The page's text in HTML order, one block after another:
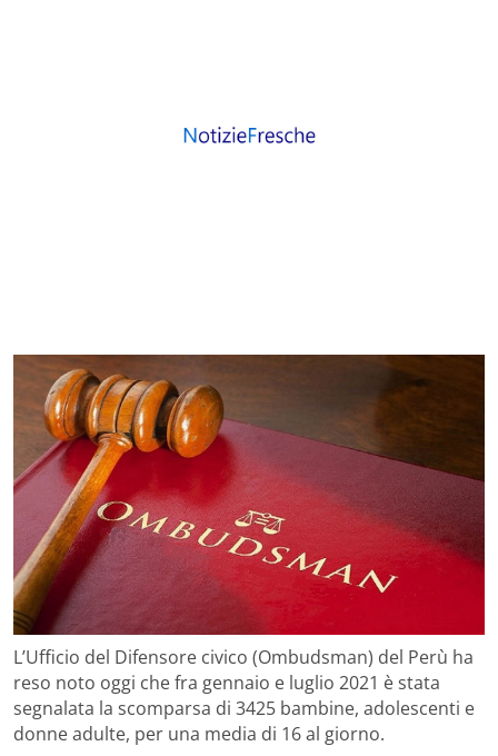
L’Ufficio del Difensore civico (Ombudsman) del Perù ha
reso noto oggi che fra gennaio e luglio 2021 è stata
segnalata la scomparsa di 3425 bambine, adolescenti e
donne adulte, per una media di 16 al giorno.